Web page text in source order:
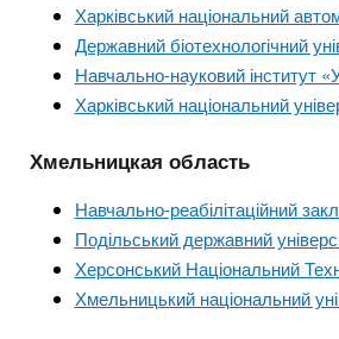
Харківський національний
Державний біотехнологічний
Навчально-науковий інститут
Харківський національний
Хмельницкая область
Навчально-реабілітаційний
Подільський державний
Херсонський Національний
Хмельницький національний